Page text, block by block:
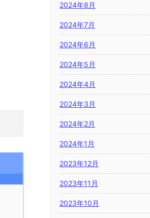
2024年8月
2024年7月
2024年6月
2024年5月
2024年4月
2024年3月
2024年2月
2024年1月
2023年12月
2023年11月
2023年10月